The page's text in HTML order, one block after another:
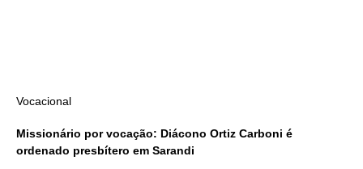
Vocacional
Missionário por vocação: Diácono Ortiz Carboni é
ordenado presbítero em Sarandi